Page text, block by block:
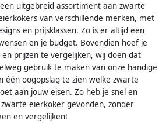
uitgebreid assortiment aan zwarte
van verschillende merken, met
en prijsklassen. Zo is er altijd een
en je budget. Bovendien hoef je
en prijzen te vergelijken, wij doen dat
gebruik te maken van onze handige
één oogopslag te zien welke zwarte
aan jouw eisen. Zo heb je snel en
eierkoker gevonden, zonder
en vergelijken!